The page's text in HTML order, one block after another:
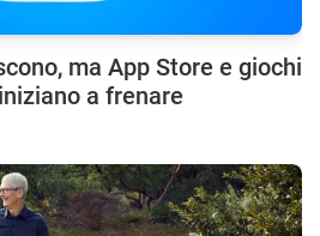
ma App Store e giochi
a frenare